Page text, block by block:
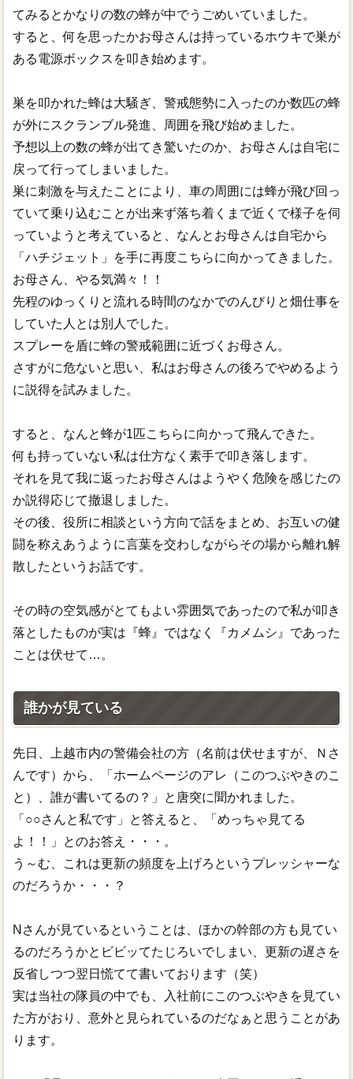
てみるとかなりの数の蜂が中でうごめいていました。
すると、何を思ったかお母さんは持っているホウキで巣が
ある電源ボックスを叩き始めます。
巣を叩かれた蜂は大騒ぎ、警戒態勢に入ったのか数匹の蜂
が外にスクランブル発進、周囲を飛び始めました。
予想以上の数の蜂が出てき驚いたのか、お母さんは自宅に
戻って行ってしまいました。
巣に刺激を与えたことにより、車の周囲には蜂が飛び回っ
ていて乗り込むことが出来ず落ち着くまで近くで様子を伺
っていようと考えていると、なんとお母さんは自宅から
「ハチジェット」を手に再度こちらに向かってきました。
お母さん、やる気満々！！
先程のゆっくりと流れる時間のなかでのんびりと畑仕事を
していた人とは別人でした。
スプレーを盾に蜂の警戒範囲に近づくお母さん。
さすがに危ないと思い、私はお母さんの後ろでやめるよう
に説得を試みました。
すると、なんと蜂が1匹こちらに向かって飛んできた。
何も持っていない私は仕方なく素手で叩き落します。
それを見て我に返ったお母さんはようやく危険を感じたの
か説得応じて撤退しました。
その後、役所に相談という方向で話をまとめ、お互いの健
闘を称えあうように言葉を交わしながらその場から離れ解
散したというお話です。
その時の空気感がとてもよい雰囲気であったので私が叩き
落としたものが実は『蜂』ではなく『カメムシ』であった
ことは伏せて…。
誰かが見ている
先日、上越市内の警備会社の方（名前は伏せますが、Ｎさ
んです）から、「ホームページのアレ（このつぶやきのこ
と）、誰が書いてるの？」と唐突に聞かれました。
「○○さんと私です」と答えると、「めっちゃ見てる
よ！！」とのお答え・・・。
う～む、これは更新の頻度を上げろというプレッシャーな
のだろうか・・・？
Nさんが見ているということは、ほかの幹部の方も見てい
るのだろうかとビビッてたじろいでしまい、更新の遅さを
反省しつつ翌日慌てて書いております（笑）
実は当社の隊員の中でも、入社前にこのつぶやきを見てい
た方がおり、意外と見られているのだなぁと思うことがあ
ります。